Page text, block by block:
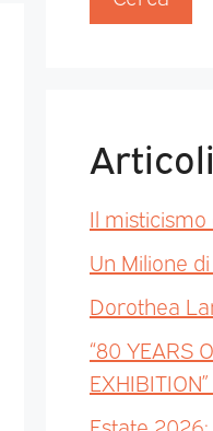
Il misticismo
Un Milione
Dorothea
“80 YEARS
Estate